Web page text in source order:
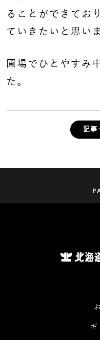
ることができてお
ていきたいと思い
圃場でひとやすみ
た。
記
ギ